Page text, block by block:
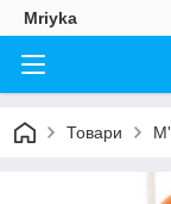
Mriyka
Товари